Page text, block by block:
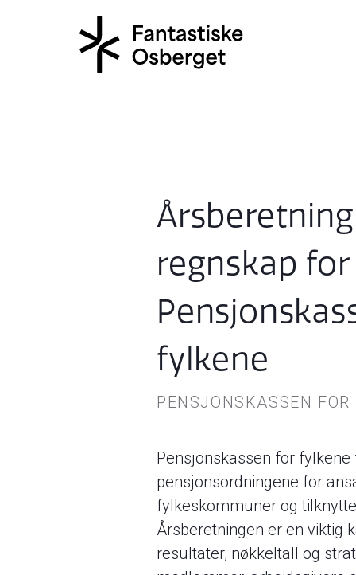
regnskap for
fylkene
PENSJONSKASSEN FOR
Pensjonskassen for
pensjonsordningene for
fylkeskommuner og
Årsberetningen er en viktig
resultater, nøkkeltall og